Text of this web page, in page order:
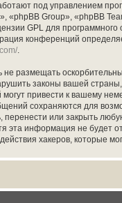
под управлением
«phpBB Group», «phpBB
GPL для
конференций
.
не размещать
законы вашей
могут привести к вашему
сохраняются для
перенести или закрыть
эта информация не будет
хакеров, которые